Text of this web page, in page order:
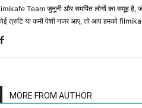
Team जुनूनी और समर्पित लोगों का समूह है,
त्रुटि या कमी पेशी नजर आए, तो आप हमको
MORE FROM AUTHOR